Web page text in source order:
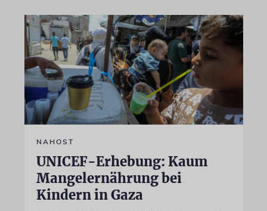
NAHOST
UNICEF-Erhebung: Kaum
Mangelernährung bei
Kindern in Gaza